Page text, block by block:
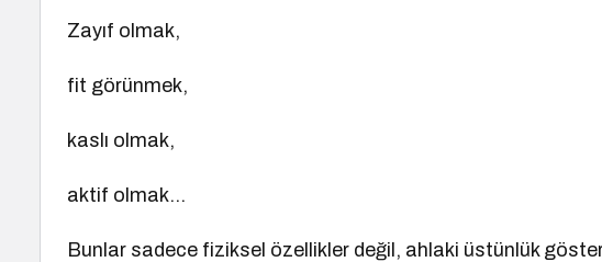
Zayıf olmak,
fit görünmek,
kaslı olmak,
aktif olmak…
Bunlar sadece fiziksel özellikler değil, ahlaki üstünlük